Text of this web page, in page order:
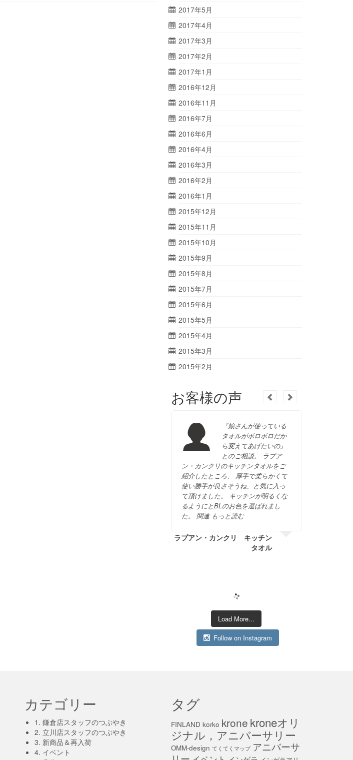
2017年5月
2017年4月
2017年3月
2017年2月
2017年1月
2016年12月
2016年11月
2016年7月
2016年6月
2016年4月
2016年3月
2016年2月
2016年1月
2015年12月
2015年11月
2015年10月
2015年9月
2015年8月
2015年7月
2015年6月
2015年5月
2015年4月
2015年3月
2015年2月
お客様の声
『娘さんが使っている
タオルがボロボロだか
ら変えてあげたいの』
とのご相談。 ラプア
ン・カンクリのキッチンタオルをご
紹介したところ、 厚手で柔らかくて
使い勝手が良さそうね、と気に入っ
て頂けました。 キッチンが明るくな
るようにとBLのお色を選ばれまし
た。 関連 もっと読む
ラプアン・カンクリ キッチン
タオル
Load More...
Follow on Instagram
カテゴリー
1. 鎌倉店スタッフのつぶやき
2. 立川店スタッフのつぶやき
3. 新商品＆再入荷
4. イベント
タグ
FINLAND korko krone kroneオリ
ジナル，アニバーサリー
OMM-design てくてくマップ アニバーサ